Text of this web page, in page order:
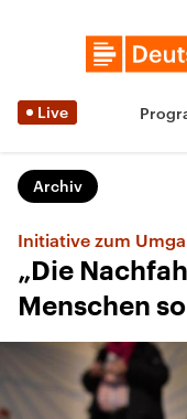
Live
Archiv
Initiative zum
„Die
Menschen